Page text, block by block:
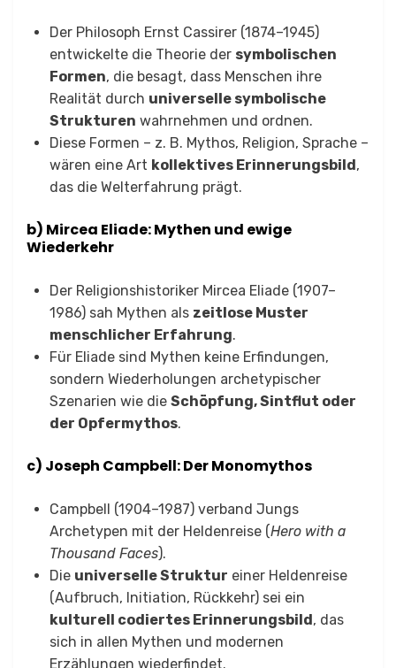
Der Philosoph Ernst Cassirer (1874–1945)
entwickelte die Theorie der symbolischen
Formen, die besagt, dass Menschen ihre
Realität durch universelle symbolische
Strukturen wahrnehmen und ordnen.
Diese Formen – z. B. Mythos, Religion, Sprache –
wären eine Art kollektives Erinnerungsbild,
das die Welterfahrung prägt.
b) Mircea Eliade: Mythen und ewige
Wiederkehr
Der Religionshistoriker Mircea Eliade (1907–
1986) sah Mythen als zeitlose Muster
menschlicher Erfahrung.
Für Eliade sind Mythen keine Erfindungen,
sondern Wiederholungen archetypischer
Szenarien wie die Schöpfung, Sintflut oder
der Opfermythos.
c) Joseph Campbell: Der Monomythos
Campbell (1904–1987) verband Jungs
Archetypen mit der Heldenreise (Hero with a
Thousand Faces).
Die universelle Struktur einer Heldenreise
(Aufbruch, Initiation, Rückkehr) sei ein
kulturell codiertes Erinnerungsbild, das
sich in allen Mythen und modernen
Erzählungen wiederfindet.